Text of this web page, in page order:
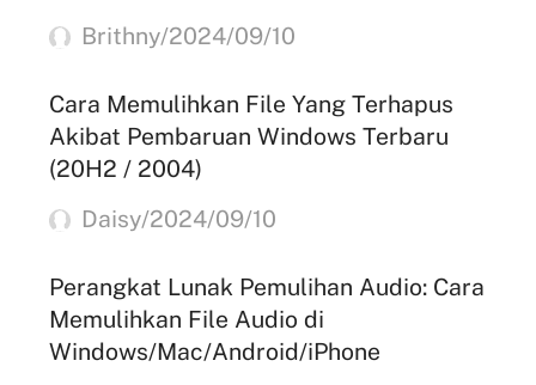
Brithny/2024/09/10
Cara Memulihkan File Yang Terhapus
Akibat Pembaruan Windows Terbaru
(20H2 / 2004)
Daisy/2024/09/10
Perangkat Lunak Pemulihan Audio: Cara
Memulihkan File Audio di
Windows/Mac/Android/iPhone